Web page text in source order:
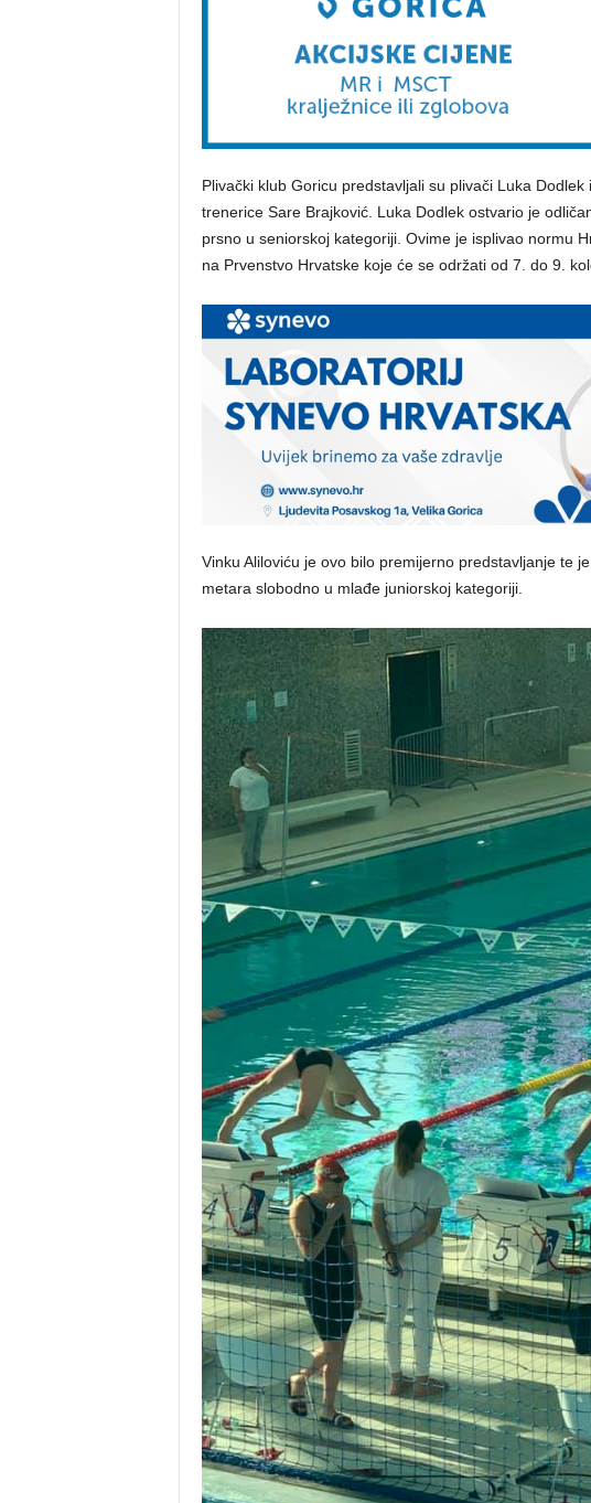
Plivački klub Goricu predstavljali su plivači Luka
trenerice Sare Brajković. Luka Dodlek ostvario je
prsno u seniorskoj kategoriji. Ovime je isplivao normu
na Prvenstvo Hrvatske koje će se održati od 7. do 9.
Vinku Aliloviću je ovo bilo premijerno predstavljanje te
metara slobodno u mlađe juniorskoj kategoriji.